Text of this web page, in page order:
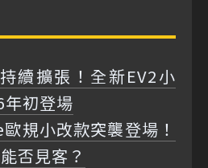
續擴張！全新EV2小
初登場
規小改款突襲登場！
否見客？